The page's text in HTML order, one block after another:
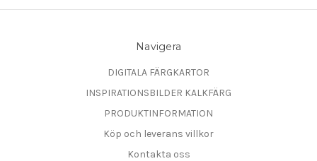
Navigera
DIGITALA FÄRGKARTOR
INSPIRATIONSBILDER KALKFÄRG
PRODUKTINFORMATION
Köp och leverans villkor
Kontakta oss